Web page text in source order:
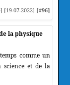
[19-07-2022] [#96]
la physique
comme un
science et de la